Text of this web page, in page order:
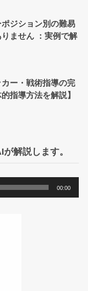
ジション別の難易
ません ：実例で解
ー・戦術指導の完
指導方法を解説】
解説します。
00:00